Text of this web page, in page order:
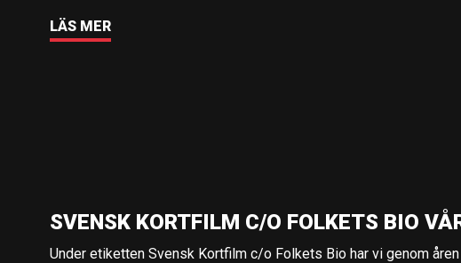
LÄS MER
SVENSK KORTFILM C/O FOLKETS BIO
Under etiketten Svensk Kortfilm c/o Folkets Bio har vi genom åren